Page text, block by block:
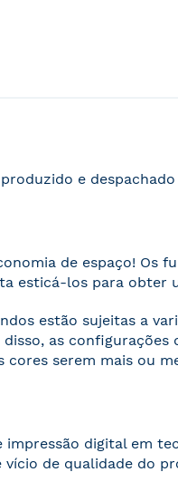
e
de espaço! Os
esticá-los para obter
estão sujeitas a
disso, as
cores serem mais ou
impressão digital em
vício de qualidade do